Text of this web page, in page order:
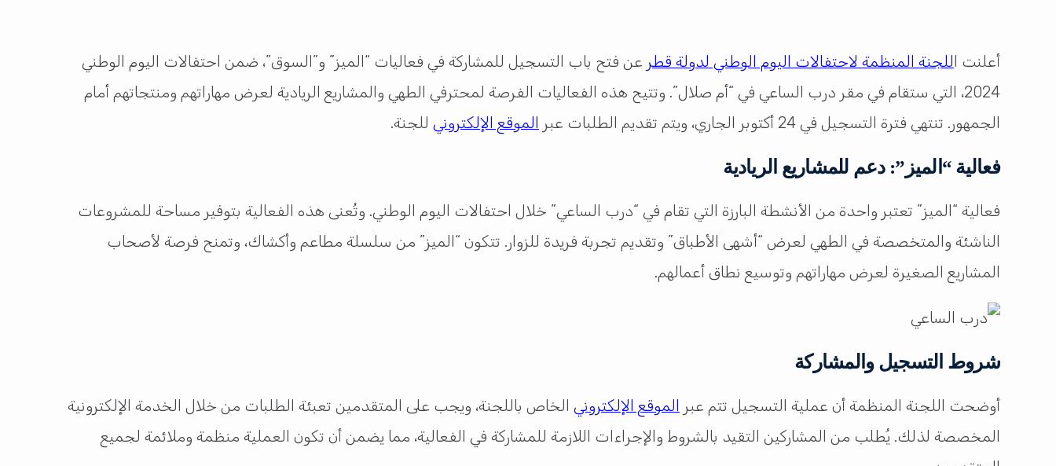
أعلنت اللجنة المنظمة لاحتفالات اليوم الوطني لدولة قطر عن فتح باب التسجيل للمشاركة في فعاليات “الميز” و”السوق”، ضمن احتفالات اليوم الوطني
2024، التي ستقام في مقر درب الساعي في “أم صلال”. وتتيح هذه الفعاليات الفرصة لمحترفي الطهي والمشاريع الريادية لعرض مهاراتهم ومنتجاتهم أمام
الجمهور. تنتهي فترة التسجيل في 24 أكتوبر الجاري، ويتم تقديم الطلبات عبر
الموقع الإلكتروني للجنة.
فعالية “الميز”: دعم للمشاريع الريادية
فعالية “الميز” تعتبر واحدة من الأنشطة البارزة التي تقام في “درب الساعي” خلال احتفالات اليوم الوطني. وتُعنى هذه الفعالية بتوفير مساحة للمشروعات
الناشئة والمتخصصة في الطهي لعرض “أشهى الأطباق” وتقديم تجربة فريدة للزوار. تتكون “الميز” من سلسلة مطاعم وأكشاك، وتمنح فرصة لأصحاب
المشاريع الصغيرة لعرض مهاراتهم وتوسيع نطاق أعمالهم.
شروط التسجيل والمشاركة
أوضحت اللجنة المنظمة أن عملية التسجيل تتم عبر الموقع الإلكتروني الخاص باللجنة، ويجب على المتقدمين تعبئة الطلبات من خلال الخدمة الإلكترونية
المخصصة لذلك. يُطلب من المشاركين التقيد بالشروط والإجراءات اللازمة للمشاركة في الفعالية، مما يضمن أن تكون العملية منظمة وملائمة لجميع